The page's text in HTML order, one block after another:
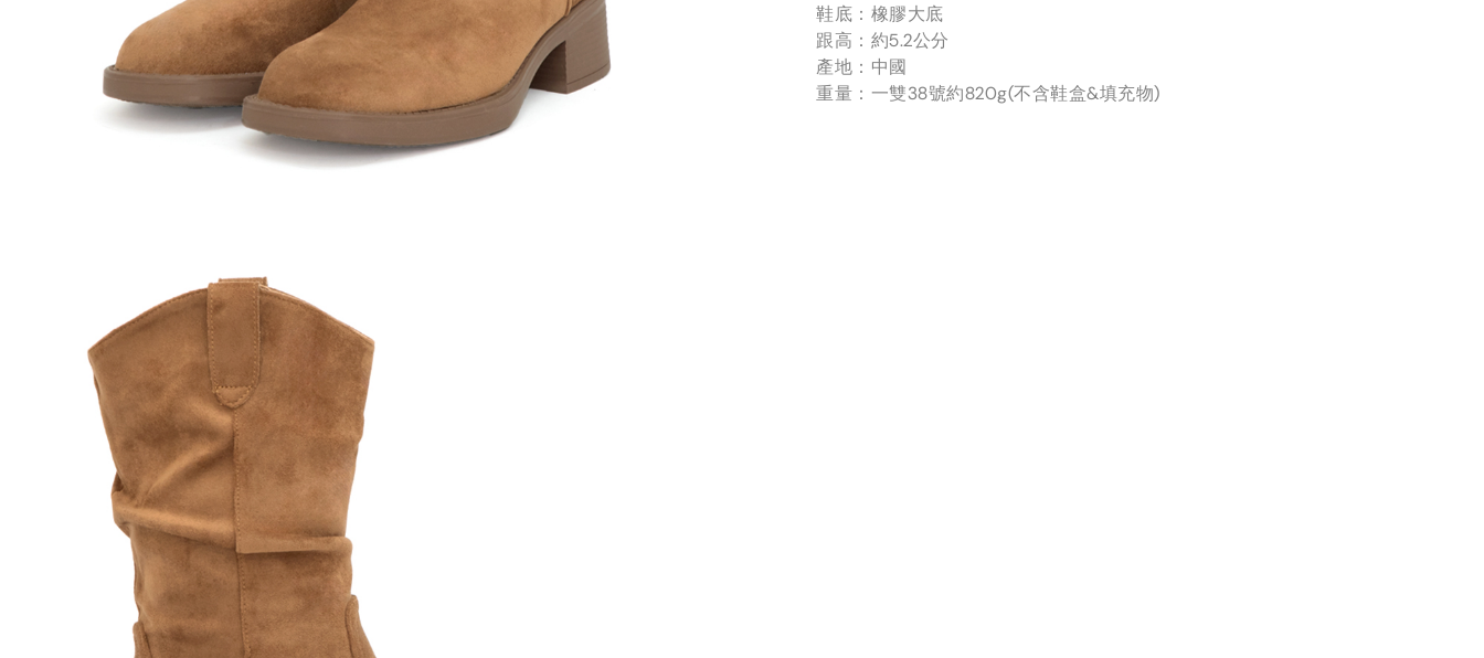
鞋底：橡膠大底
跟高：約5.2公分
產地：中國
重量：一雙38號約820g(不含鞋盒&填充物)